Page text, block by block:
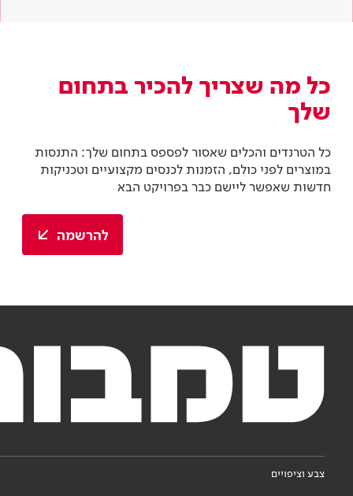
כל מה שצריך להכיר בתחום
שלך
כל הטרנדים והכלים שאסור לפספס בתחום שלך: התנסות
במוצרים לפני כולם, הזמנות לכנסים מקצועיים וטכניקות
חדשות שאפשר ליישם כבר בפרויקט הבא
להרשמה
צבע וציפויים